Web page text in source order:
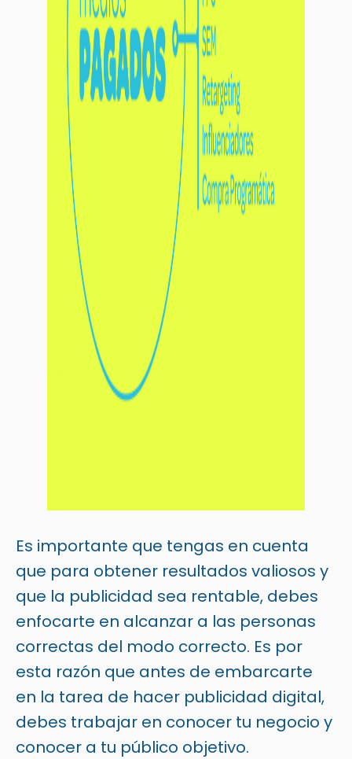
Es importante que tengas en cuenta
que para obtener resultados valiosos y
que la publicidad sea rentable, debes
enfocarte en alcanzar a las personas
correctas del modo correcto. Es por
esta razón que antes de embarcarte
en la tarea de hacer publicidad digital,
debes trabajar en conocer tu negocio y
conocer a tu público objetivo.